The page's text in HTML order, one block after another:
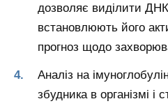
дозволяє виділити
встановлюють його
прогноз щодо
Аналіз на
збудника в організмі і